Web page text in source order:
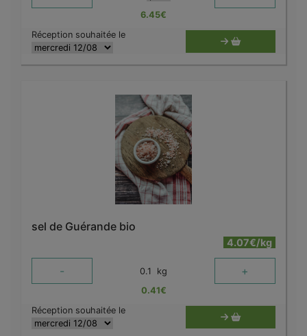
6.45€
Réception souhaitée le
sel de Guérande bio
4.07€/kg
- 0.1 kg +
0.41€
Réception souhaitée le